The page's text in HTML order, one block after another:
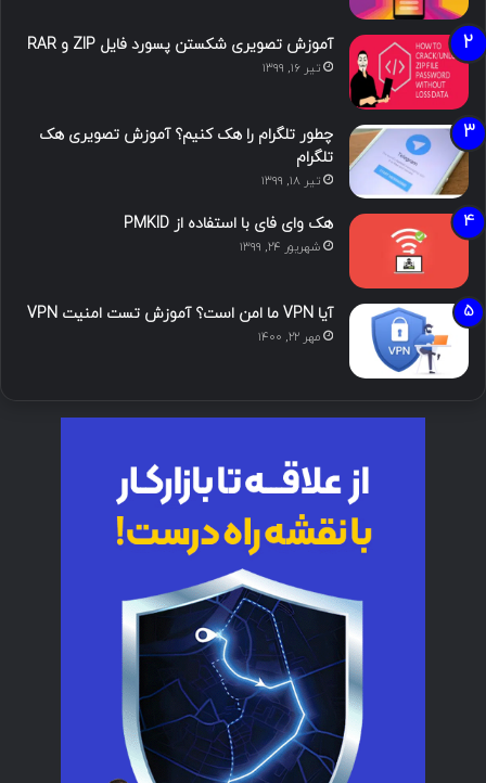
آموزش تصویری شکستن پسورد فایل ZIP و RAR
تیر ۱۶, ۱۳۹۹
چطور تلگرام را هک کنیم؟ آموزش تصویری هک
تلگرام
تیر ۱۸, ۱۳۹۹
هک وای فای با استفاده از PMKID
شهریور ۲۴, ۱۳۹۹
آیا VPN ما امن است؟ آموزش تست امنیت VPN
مهر ۲۲, ۱۴۰۰